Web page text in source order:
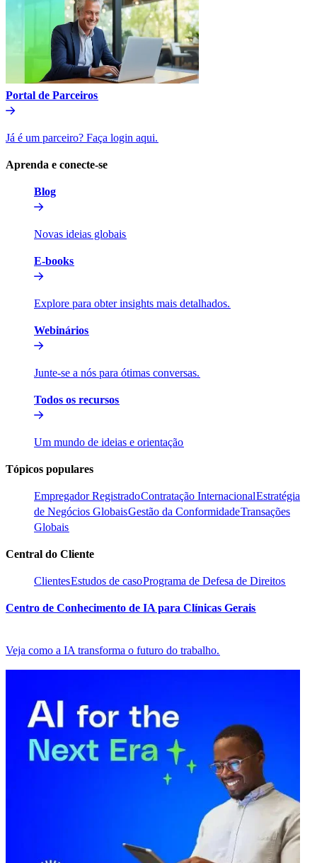
Portal de Parceiros​​
Já é um parceiro? Faça login aqui.​​
Aprenda e conecte-se​​
Blog​​
Novas ideias globais​​
E-books​​
Explore para obter insights mais detalhados.​​
Webinários​​
Junte-se a nós para ótimas conversas.​​
Todos os recursos​​
Um mundo de ideias e orientação​​
Tópicos populares​​
Empregador Registrado​​Contratação Internacional​​Estratégia
de Negócios Globais​​Gestão da Conformidade​​Transações
Globais​​
Central do Cliente​​
Clientes​​Estudos de caso​​Programa de Defesa de Direitos​​
Centro de Conhecimento de IA para Clínicas Gerais​​
Veja como a IA transforma o futuro do trabalho.​​